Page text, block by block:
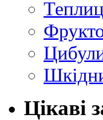
Цікаві